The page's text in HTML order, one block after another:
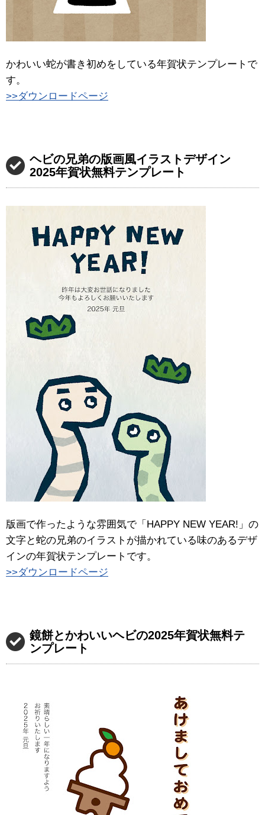
かわいい蛇が書き初めをしている年賀状テンプレートで
す。
>>ダウンロードページ
ヘビの兄弟の版画風イラストデザイン
2025年賀状無料テンプレート
版画で作ったような雰囲気で「HAPPY NEW YEAR!」の
文字と蛇の兄弟のイラストが描かれている味のあるデザ
インの年賀状テンプレートです。
>>ダウンロードページ
鏡餅とかわいいヘビの2025年賀状無料テ
ンプレート